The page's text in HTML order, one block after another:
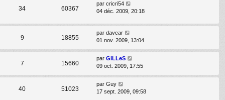
34 60367
par cricri54
04 déc. 2009, 20:18
9 18855
par davcar
01 nov. 2009, 13:04
7 15660
par GiLLeS
09 oct. 2009, 17:55
40 51023
par Guy
17 sept. 2009, 09:58